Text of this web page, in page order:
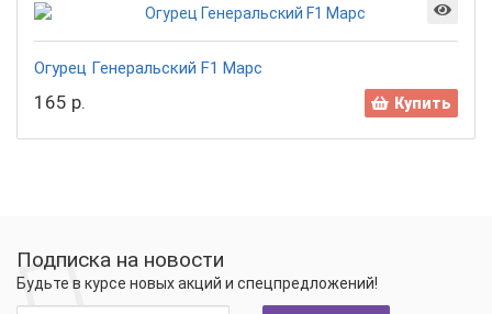
Огурец Генеральский F1 Марс
165 р. Купить
Подписка на новости
Будьте в курсе новых акций и спецпредложений!